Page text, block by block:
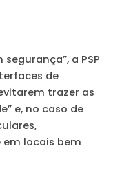
a PSP
de
trazer as
e, no caso de
locais bem